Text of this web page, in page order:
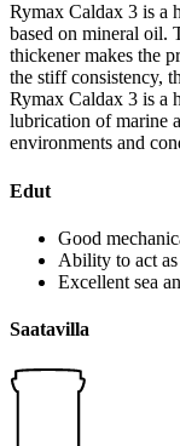
Rymax Caldax 3 is a
based on mineral oil.
thickener makes the
the stiff consistency,
Rymax Caldax 3 is a
lubrication of marine
environments and
Edut
Good
Ability to act
Excellent sea
Saatavilla